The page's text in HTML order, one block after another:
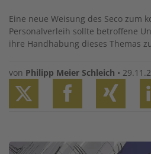
Eine neue Weisung des Seco zum
Personalverleih sollte betroffene
ihre Handhabung dieses Themas
von Philipp Meier Schleich •
Image